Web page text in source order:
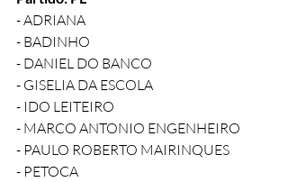
- ADRIANA
- BADINHO
- DANIEL DO BANCO
- GISELIA DA ESCOLA
- IDO LEITEIRO
- MARCO ANTONIO ENGENHEIRO
- PAULO ROBERTO MAIRINQUES
- PETOCA